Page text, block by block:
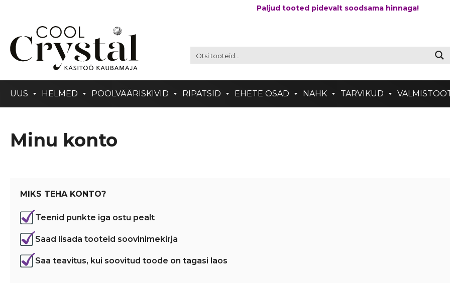
Paljud tooted pidevalt soodsama hinnaga!
UUS HELMED POOLVÄÄRISKIVID RIPATSID EHETE OSAD NAHK TARVIKUD
Minu konto
MIKS TEHA KONTO?
Teenid punkte iga ostu pealt
Saad lisada tooteid soovinimekirja
Saa teavitus, kui soovitud toode on tagasi laos